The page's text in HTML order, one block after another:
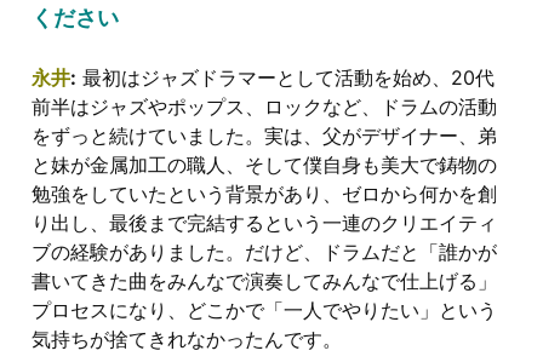
ください
永井: 最初はジャズドラマーとして活動を始め、20代
前半はジャズやポップス、ロックなど、ドラムの活動
をずっと続けていました。実は、父がデザイナー、弟
と妹が金属加工の職人、そして僕自身も美大で鋳物の
勉強をしていたという背景があり、ゼロから何かを創
り出し、最後まで完結するという一連のクリエイティ
ブの経験がありました。だけど、ドラムだと「誰かが
書いてきた曲をみんなで演奏してみんなで仕上げる」
プロセスになり、どこかで「一人でやりたい」という
気持ちが捨てきれなかったんです。